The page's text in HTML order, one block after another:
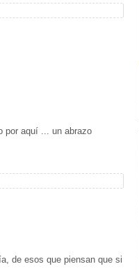
por aquí ... un abrazo
de esos que piensan que si